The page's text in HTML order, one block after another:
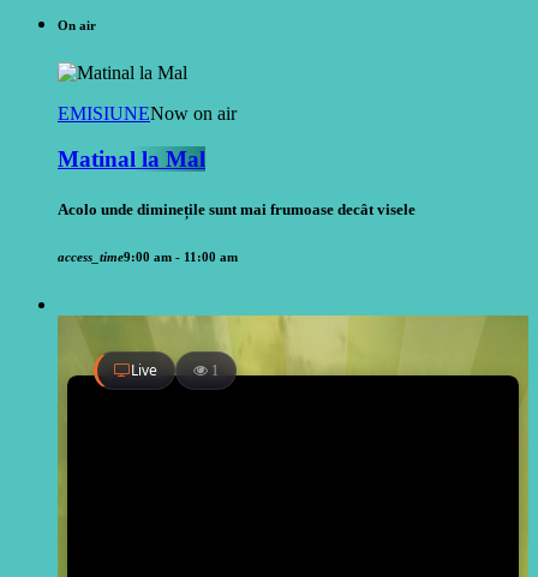
On air
EMISIUNENow on air
Matinal la Mal
Acolo unde diminețile sunt mai frumoase decât visele
access_time9:00 am - 11:00 am